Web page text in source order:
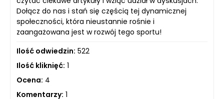
Dołącz do nas i stań się częścią tej dynamicznej
społeczności, która nieustannie rośnie i
zaangażowana jest w rozwój tego sportu!
Ilość odwiedzin: 522
Ilość kliknięć: 1
Ocena: 4
Komentarzy: 1